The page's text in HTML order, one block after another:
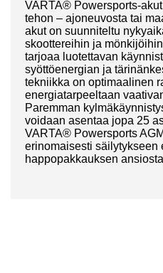
VARTA® Powersports-
tehon – ajoneuvosta tai
akut on suunniteltu
skoottereihin ja
tarjoaa luotettavan
syöttöenergian ja
tekniikka on optimaalinen
energiatarpeeltaan
Paremman
voidaan asentaa jopa 25
VARTA® Powersports
erinomaisesti säilytykseen
happopakkauksen